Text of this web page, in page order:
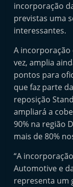
incorporação
previstas uma
interessantes.
A incorporação
vez, amplia
pontos para
que faz parte
reposição
ampliará a
90% na região
mais de 80%
“A
Automotive e
representa um